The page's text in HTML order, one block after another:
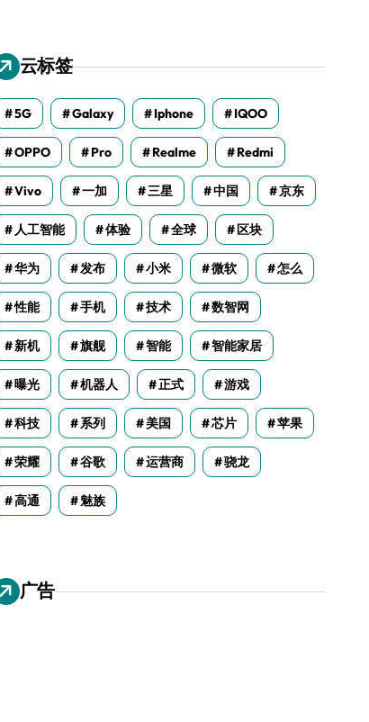
云标签
5G Galaxy Iphone IQOO
OPPO Pro Realme Redmi
Vivo 一加 三星 中国 京东
人工智能 体验 全球 区块
华为 发布 小米 微软 怎么
性能 手机 技术 数智网
新机 旗舰 智能 智能家居
曝光 机器人 正式 游戏
科技 系列 美国 芯片 苹果
荣耀 谷歌 运营商 骁龙
高通 魅族
广告